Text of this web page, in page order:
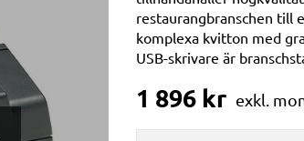
restaurangbranschen till
komplexa kvitton med
USB-skrivare är
1 896kr